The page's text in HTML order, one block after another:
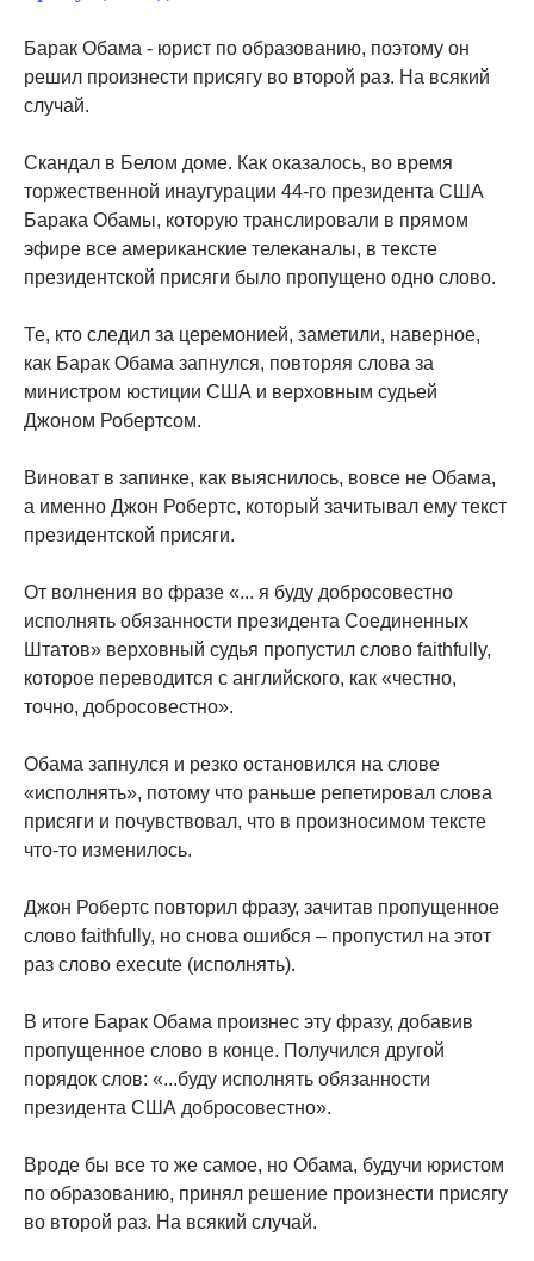
Барак Обама - юрист по образованию, поэтому он
решил произнести присягу во второй раз. На всякий
случай.
Скандал в Белом доме. Как оказалось, во время
торжественной инаугурации 44-го президента США
Барака Обамы, которую транслировали в прямом
эфире все американские телеканалы, в тексте
президентской присяги было пропущено одно слово.
Те, кто следил за церемонией, заметили, наверное,
как Барак Обама запнулся, повторяя слова за
министром юстиции США и верховным судьей
Джоном Робертсом.
Виноват в запинке, как выяснилось, вовсе не Обама,
а именно Джон Робертс, который зачитывал ему текст
президентской присяги.
От волнения во фразе «... я буду добросовестно
исполнять обязанности президента Соединенных
Штатов» верховный судья пропустил слово faithfully,
которое переводится с английского, как «честно,
точно, добросовестно».
Обама запнулся и резко остановился на слове
«исполнять», потому что раньше репетировал слова
присяги и почувствовал, что в произносимом тексте
что-то изменилось.
Джон Робертс повторил фразу, зачитав пропущенное
слово faithfully, но снова ошибся – пропустил на этот
раз слово execute (исполнять).
В итоге Барак Обама произнес эту фразу, добавив
пропущенное слово в конце. Получился другой
порядок слов: «...буду исполнять обязанности
президента США добросовестно».
Вроде бы все то же самое, но Обама, будучи юристом
по образованию, принял решение произнести присягу
во второй раз. На всякий случай.